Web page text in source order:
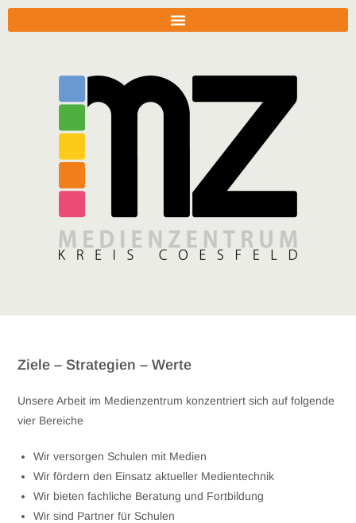
Ziele – Strategien – Werte
Unsere Arbeit im Medienzentrum konzentriert sich auf folgende
vier Bereiche
Wir versorgen Schulen mit Medien
Wir fördern den Einsatz aktueller Medientechnik
Wir bieten fachliche Beratung und Fortbildung
Wir sind Partner für Schulen